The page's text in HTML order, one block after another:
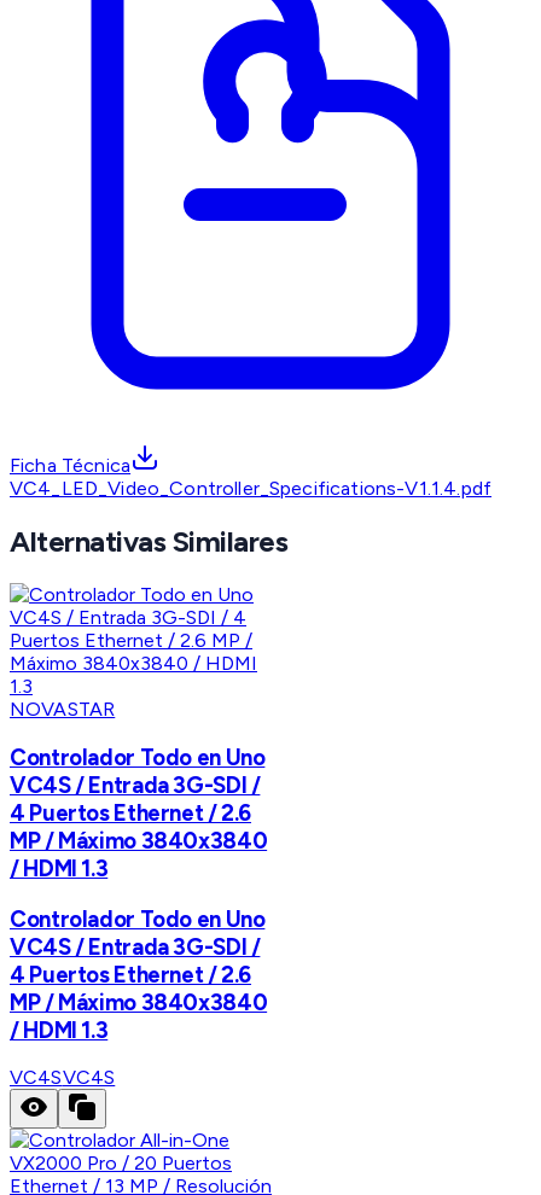
Ficha Técnica
VC4_LED_Video_Controller_Specifications-V1.1.4.pdf
Alternativas Similares
NOVASTAR
Controlador Todo en Uno
VC4S / Entrada 3G-SDI /
4 Puertos Ethernet / 2.6
MP / Máximo 3840x3840
/ HDMI 1.3
Controlador Todo en Uno
VC4S / Entrada 3G-SDI /
4 Puertos Ethernet / 2.6
MP / Máximo 3840x3840
/ HDMI 1.3
VC4SVC4S